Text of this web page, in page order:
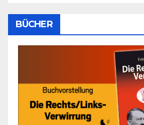
BÜCHER